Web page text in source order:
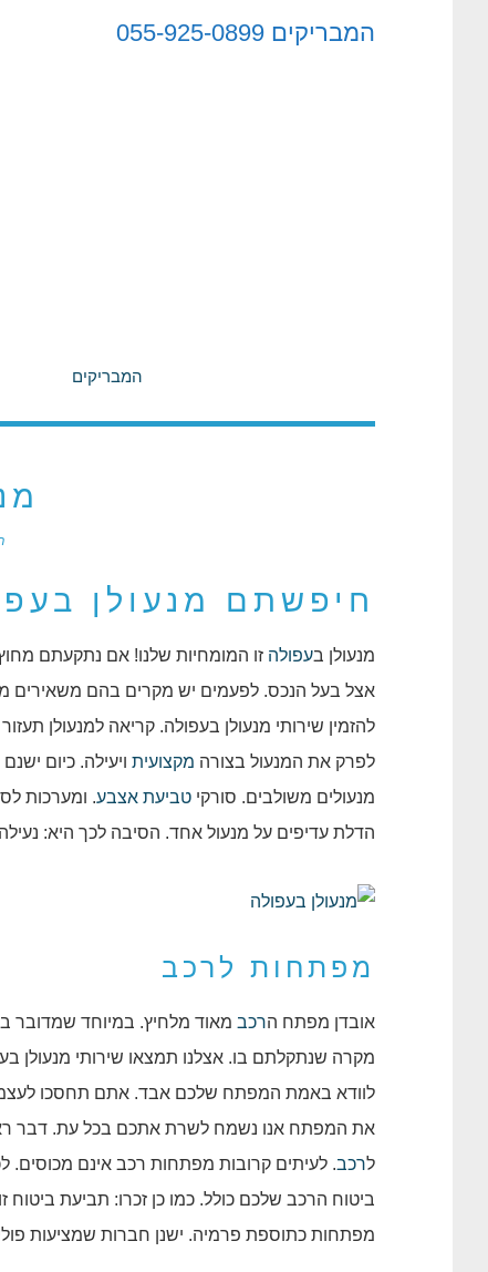
המבריקים 055-925-0899
המבריקים
חיפשתם מנעולן
מנעולן בעפולה זו המומחיות שלנו! אם נתקעתם
אצל בעל הנכס. לפעמים יש מקרים בהם משאירים
להזמין שירותי מנעולן בעפולה. קריאה למנעולן
לפרק את המנעול בצורה מקצועית ויעילה. כיום
מנעולים משולבים. סורקי טביעת אצבע. ומערכות
הדלת עדיפים על מנעול אחד. הסיבה לכך היא:
מפתחות לרכב
אובדן מפתח הרכב מאוד מלחיץ. במיוחד שמדובר
לוודא באמת המפתח שלכם אבד. אתם תחסכו
את המפתח אנו נשמח לשרת אתכם בכל עת. דבר
לרכב. לעיתים קרובות מפתחות רכב אינם מכוסים.
ביטוח הרכב שלכם כולל. כמו כן זכרו: תביעת ביטוח
מפתחות כתוספת פרמיה. ישנן חברות שמציעות